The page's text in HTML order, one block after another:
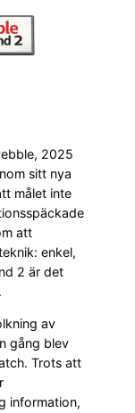
2025
sitt nya
målet inte
att
enkel,
2 är det
av
gång blev
Trots att
information,